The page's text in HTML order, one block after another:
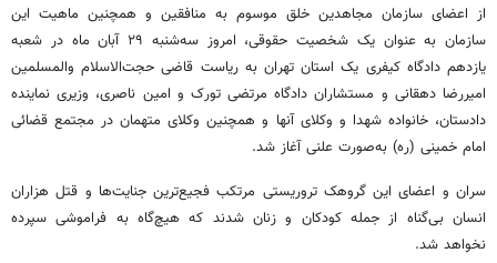
از اعضای سازمان مجاهدین خلق موسوم به منافقین و همچنین ماهیت این
سازمان به عنوان یک شخصیت حقوقی، امروز سه‌شنبه ۲۹ آبان ماه در شعبه
یازدهم دادگاه کیفری یک استان تهران به ریاست قاضی حجت‌الاسلام والمسلمین
امیررضا دهقانی و مستشاران دادگاه مرتضیتورک و امین ناصری، وزیری نماینده
دادستان، خانواده شهدا و وکلای آنها و همچنین وکلای متهمان در مجتمع قضائی
امام خمینی (ره) به‌صورت علنی آغاز شد.
سران و اعضای این گروهک تروریستی مرتکب فجیع‌ترین جنایت‌ها و قتل هزاران
انسان بی‌گناه از جمله کودکان و زنان شدند که هیچ‌گاه به فراموشی سپرده
نخواهد شد.